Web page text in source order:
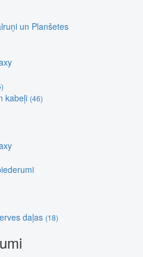
un Planšetes
kabeļi (46)
daļas (18)